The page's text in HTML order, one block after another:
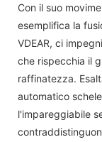
Con il suo
esemplifica la
VDEAR, ci
che rispecchia il
raffinatezza.
automatico
l'impareggiabile